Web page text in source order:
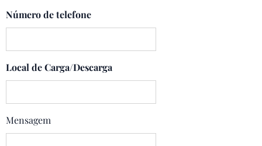
Número de telefone
Local de Carga/Descarga
Mensagem